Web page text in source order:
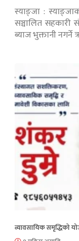
स्याङ्जा :
सञ्चालित
ब्याज भुक्तानी
व्यावसायिक समृद्धिको